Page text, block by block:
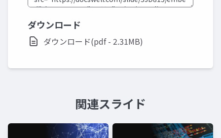
ダウンロード
ダウンロード(pdf - 2.31MB)
関連スライド